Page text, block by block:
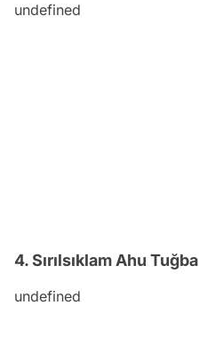
undefined
4. Sırılsıklam Ahu Tuğba
undefined